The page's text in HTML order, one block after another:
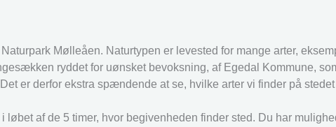
Mølleåen. Naturtypen er levested for mange arter,
ryddet for uønsket bevoksning, af Egedal Kommune,
er derfor ekstra spændende at se, hvilke arter vi finder på
af de 5 timer, hvor begivenheden finder sted. Du har